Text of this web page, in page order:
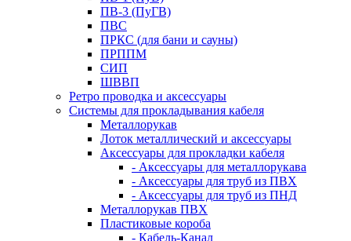
ПВ-3 (ПуГВ)
ПВС
ПРКС (для бани и сауны)
ПРППМ
СИП
ШВВП
Ретро проводка и аксессуары
Системы для прокладывания кабеля
Металлорукав
Лоток металлический и аксессуары
Аксессуары для прокладки кабеля
- Аксессуары для металлорукава
- Аксессуары для труб из ПВХ
- Аксессуары для труб из ПНД
Металлорукав ПВХ
Пластиковые короба
- Кабель-Канал